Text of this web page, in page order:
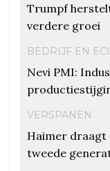
Trumpf
verdere groei
BEDRIJF EN
Nevi PMI:
VERSPANEN
Haimer draagt
tweede